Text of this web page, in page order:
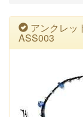
アンクレッ
ASS003